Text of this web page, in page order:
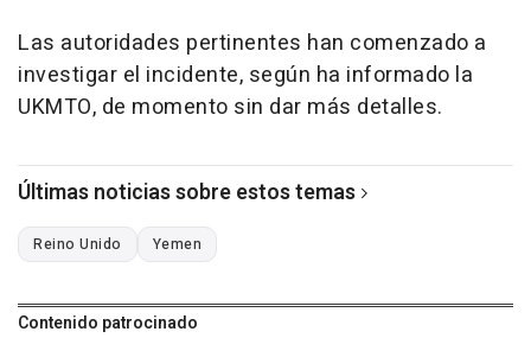
Las autoridades pertinentes han comenzado a
investigar el incidente, según ha informado la
UKMTO, de momento sin dar más detalles.
Últimas noticias sobre estos temas
Reino Unido Yemen
Contenido patrocinado